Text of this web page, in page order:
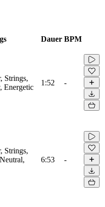
Dauer BPM
Strings,
Energetic
1:52 -
Strings,
6:53 -